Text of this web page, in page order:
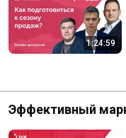
1:24:59
Эффективный